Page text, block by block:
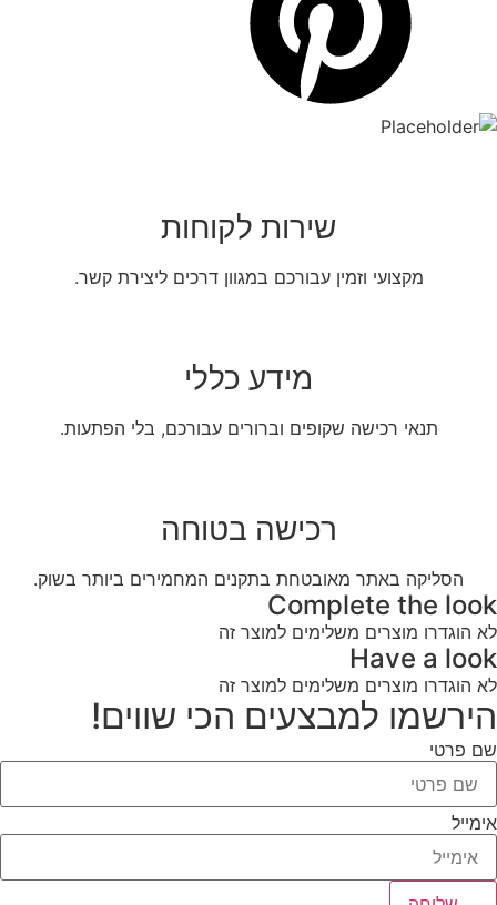
שירות לקוחות
מקצועי וזמין עבורכם במגוון דרכים ליצירת קשר.
מידע כללי
תנאי רכישה שקופים וברורים עבורכם, בלי הפתעות.
רכישה בטוחה
הסליקה באתר מאובטחת בתקנים המחמירים ביותר בשוק.
Complete the look
לא הוגדרו מוצרים משלימים למוצר זה
Have a look
לא הוגדרו מוצרים משלימים למוצר זה
הירשמו למבצעים הכי שווים!
שם פרטי
אימייל